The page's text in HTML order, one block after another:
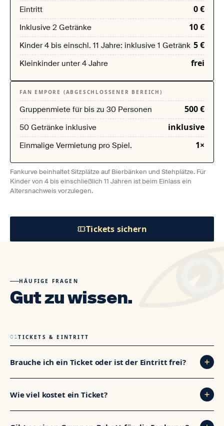
Eintritt 0 €
Inklusive 2 Getränke 10 €
Kinder 4 bis einschl. 11 Jahre: inklusive 1 Getränk 5 €
Kleinkinder unter 4 Jahre frei
FAN EMPORE (ABGESCHLOSSENER BEREICH)
Gruppenmiete für bis zu 30 Personen 500 €
50 Getränke inklusive inklusive
Einmalige Vermietung pro Spiel. 1×
Fankurve beinhaltet Sitzplätze auf Bierbänken und Stehplätze. Für
Kinder von 4 bis einschließlich 11 Jahren ist beim Einlass ein
Altersnachweis vorzulegen.
Tickets sichern
HÄUFIGE FRAGEN
Gut zu wissen.
01TICKETS & EINTRITT
Brauche ich ein Ticket oder ist der Eintritt frei?
Halbfinale und Finale benötigst du ein Ticket. Damit
sicherst du dir einen festen Stehplatz oder Sitzplatz vor
der Leinwand. Wir empfehlen dir hier auf der Website
Wie viel kostet ein Ticket?